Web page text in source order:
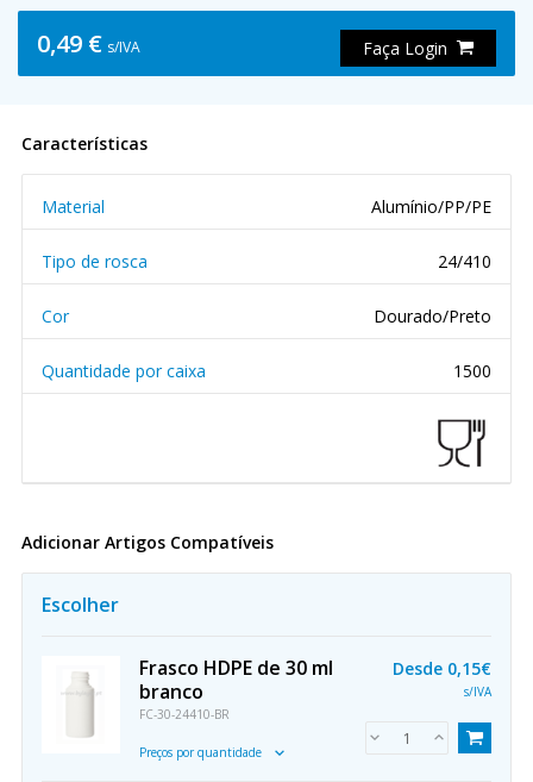
0,49 € s/IVA Faça Login
Características
Material Alumínio/PP/PE
Tipo de rosca 24/410
Cor Dourado/Preto
Quantidade por caixa 1500
Adicionar Artigos Compatíveis
Escolher
Frasco HDPE de 30 ml
branco
FC-30-24410-BR
Preços por quantidade
Desde 0,15€
s/IVA